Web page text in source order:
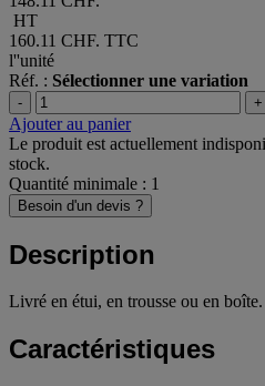
HT
160.11 CHF. TTC
l''unité
Réf. : Sélectionner une variation
- +
Ajouter au panier
Le produit est actuellement
stock.
Quantité minimale : 1
Besoin d'un devis ?
Description
Livré en étui, en trousse ou en boîte.
Caractéristiques